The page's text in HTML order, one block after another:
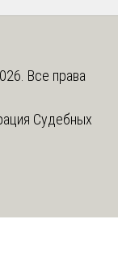
Все права
Судебных